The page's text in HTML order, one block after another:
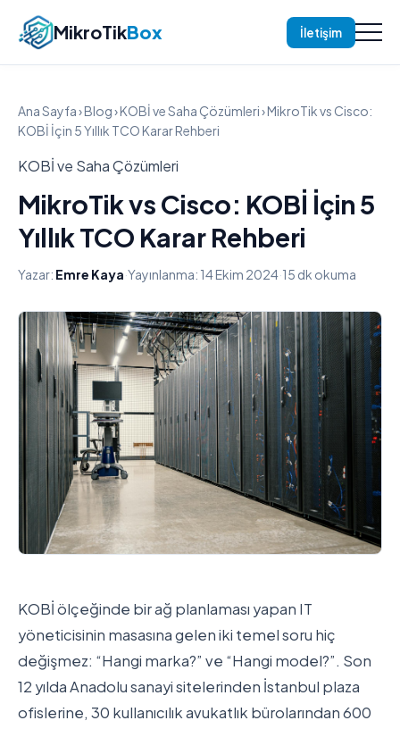
MikroTikBox İletişim
Ana Sayfa›Blog›KOBİ ve Saha Çözümleri› MikroTik vs Cisco:
KOBİ İçin 5 Yıllık TCO Karar Rehberi
KOBİ ve Saha Çözümleri
MikroTik vs Cisco: KOBİ İçin 5
Yıllık TCO Karar Rehberi
Yazar: Emre Kaya·Yayınlanma: 14 Ekim 2024·15 dk okuma
KOBİ ölçeğinde bir ağ planlaması yapan IT
yöneticisinin masasına gelen iki temel soru hiç
değişmez: “Hangi marka?” ve “Hangi model?”. Son
12 yılda Anadolu sanayi sitelerinden İstanbul plaza
ofislerine, 30 kullanıcılık avukatlık bürolarından 600